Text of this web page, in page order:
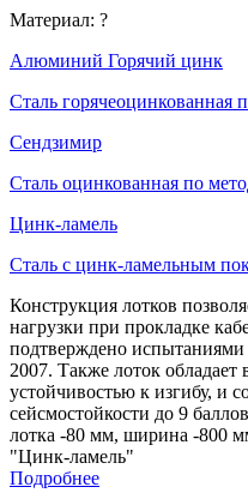
Материал: ?
Алюминий Горячий цинк
Сталь горячеоцинкованная
Сендзимир
Сталь оцинкованная по
Цинк-ламель
Сталь с цинк-ламельным
Конструкция лотков
нагрузки при прокладке
подтверждено
2007. Также лоток обладает
устойчивостью к изгибу, и
сейсмостойкости до 9
лотка -80 мм, ширина -800
"Цинк-ламель"
Подробнее